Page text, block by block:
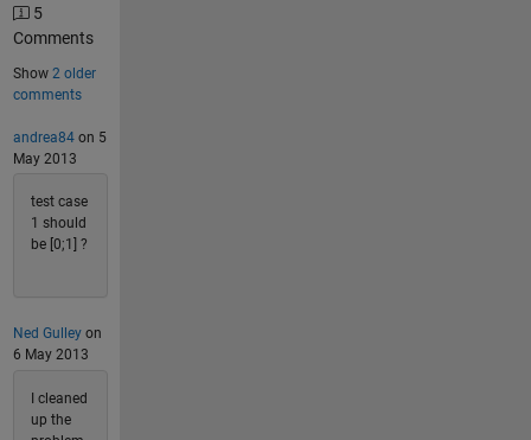
5
Comments
Show 2 older
comments
andrea84on 5
May 2013
test case
1 should
be [0;1] ?
Ned Gulleyon
6 May 2013
I cleaned
up the